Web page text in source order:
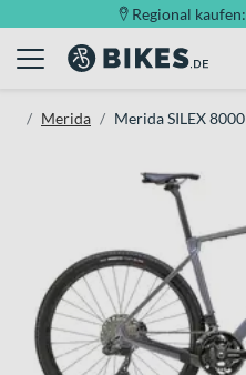
Regional kaufen:
Merida Merida SILEX 8000